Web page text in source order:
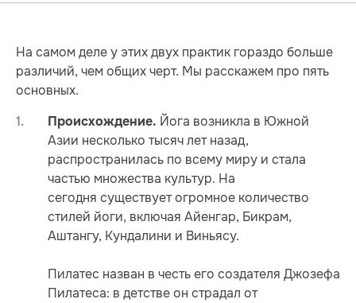
На самом деле у этих двух практик гораздо больше
различий, чем общих черт. Мы расскажем про пять
основных.
Происхождение. Йога возникла в Южной
Азии несколько тысяч лет назад,
распространилась по всему миру и стала
частью множества культур. На
сегодня существует огромное количество
стилей йоги, включая Айенгар, Бикрам,
Аштангу, Кундалини и Виньясу.
Пилатес назван в честь его создателя Джозефа
Пилатеса: в детстве он страдал от